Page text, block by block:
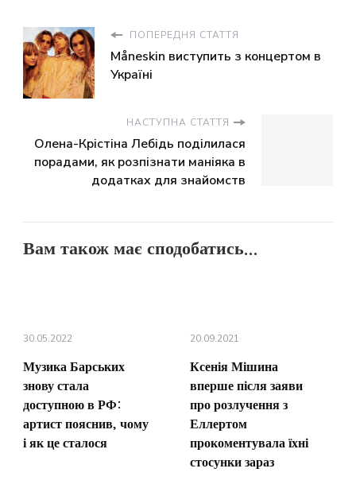
ПОПЕРЕДНЯ СТАТТЯ
Måneskin виступить з концертом в
Україні
НАСТУПНА СТАТТЯ
Олена-Крістіна Лебідь поділилася
порадами, як розпізнати маніяка в
додатках для знайомств
Вам також має сподобатись...
30.05.2022
Музика Барських
знову стала
доступною в РФ:
артист пояснив, чому
і як це сталося
20.09.2021
Ксенія Мішина
вперше після заяви
про розлучення з
Еллертом
прокоментувала їхні
стосунки зараз